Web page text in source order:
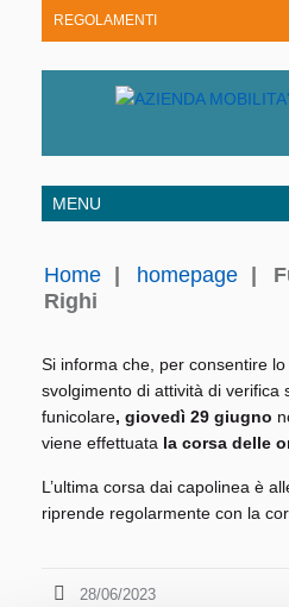
REGOLAMENTI
Home homepage
Righi
Si informa che, per consentire lo
svolgimento di attività di verifica
funicolare, giovedì 29 giugno
viene effettuata la corsa delle
L’ultima corsa dai capolinea è
riprende regolarmente con la
28/06/2023